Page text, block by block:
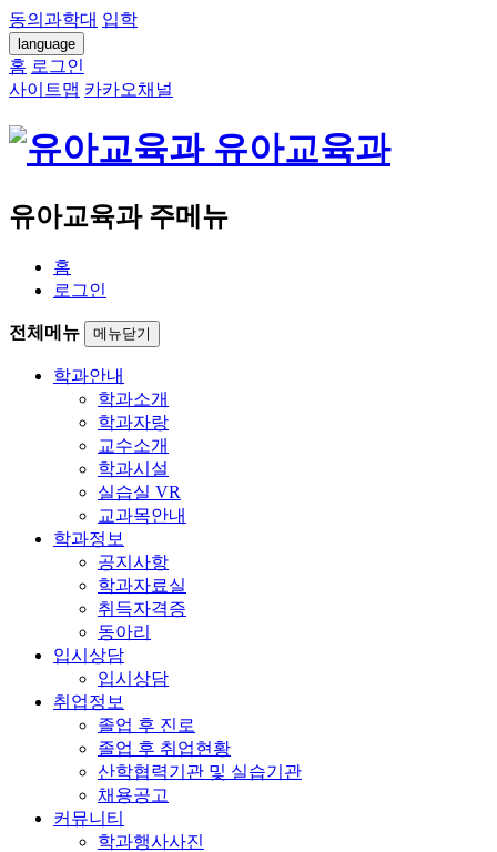
동의과학대 입학
language
홈 로그인
사이트맵 카카오채널
유아교육과
유아교육과 주메뉴
홈
로그인
전체메뉴 메뉴닫기
학과안내
학과소개
학과자랑
교수소개
학과시설
실습실 VR
교과목안내
학과정보
공지사항
학과자료실
취득자격증
동아리
입시상담
입시상담
취업정보
졸업 후 진로
졸업 후 취업현황
산학협력기관 및 실습기관
채용공고
커뮤니티
학과행사사진